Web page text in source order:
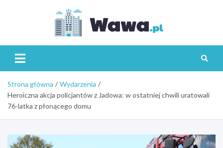
Strona główna
Wydarzenia
Heroiczna akcja policjantów z Jadowa: w ostatniej chwili uratowali
76-latka z płonącego domu